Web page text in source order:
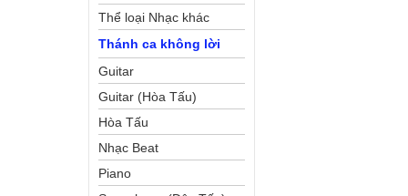
Thể loại Nhạc khác
Thánh ca không lời
Guitar
Guitar (Hòa Tấu)
Hòa Tấu
Nhạc Beat
Piano